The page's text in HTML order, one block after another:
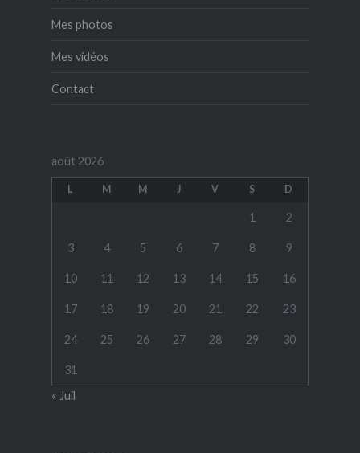
Mes photos
Mes vidéos
Contact
août 2026
L M M J V S D
1 2
3 4 5 6 7 8 9
10 11 12 13 14 15 16
17 18 19 20 21 22 23
24 25 26 27 28 29 30
31
« Juil